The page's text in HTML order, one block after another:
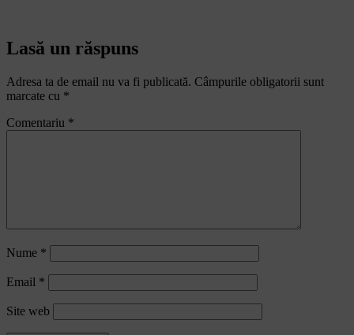
Lasă un răspuns
Adresa ta de email nu va fi publicată. Câmpurile obligatorii sunt
marcate cu *
Comentariu *
Nume *
Email *
Site web